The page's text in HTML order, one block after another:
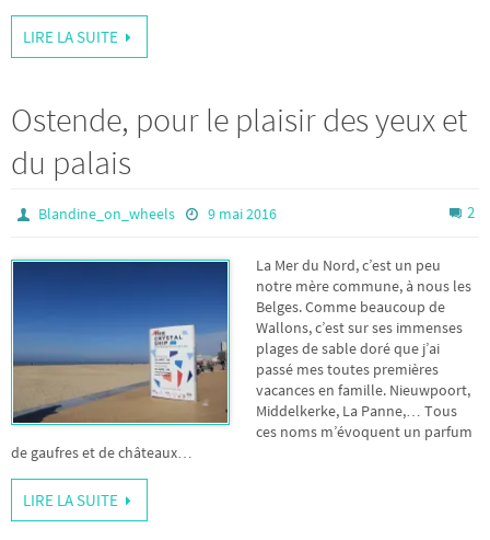
LIRE LA SUITE
Ostende, pour le plaisir des yeux et
du palais
Blandine_on_wheels 9 mai 2016 2
La Mer du Nord, c’est un peu
notre mère commune, à nous les
Belges. Comme beaucoup de
Wallons, c’est sur ses immenses
plages de sable doré que j’ai
passé mes toutes premières
vacances en famille. Nieuwpoort,
Middelkerke, La Panne,… Tous
ces noms m’évoquent un parfum
de gaufres et de châteaux…
LIRE LA SUITE